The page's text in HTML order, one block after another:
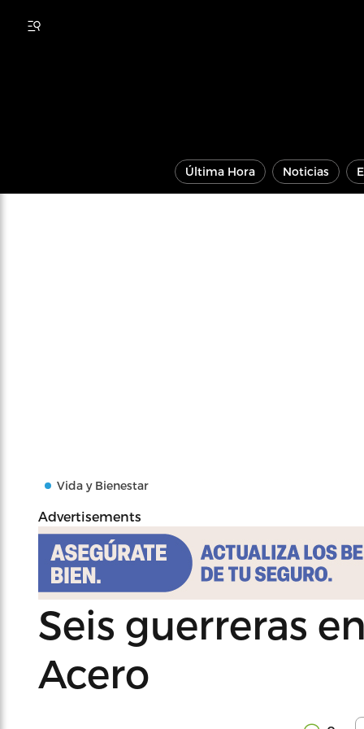
Última Hora Noticias
Vida y Bienestar
Advertisements
Seis guerreras
Acero